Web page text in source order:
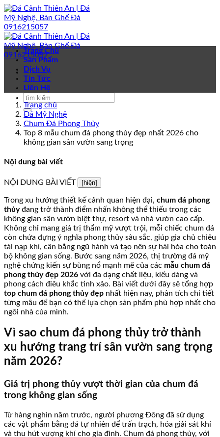
Bỏ
qua
nội
dung
Trang Chủ
Sản Phẩm
Dịch Vụ
Tin Tức
Liên Hệ
Trang chủ
Đá Mỹ Nghệ
Chum Đá Phong Thủy
Top 8 mẫu chum đá phong thủy đẹp nhất 2026 cho
không gian sân vườn sang trọng
Nội dung bài viết
NỘI DUNG BÀI VIẾT [hiện]
Trong xu hướng thiết kế cảnh quan hiện đại, chum đá phong
thủyđang trở thành điểm nhấn không thể thiếu trong các
không gian sân vườn biệt thự, resort và nhà vườn cao cấp.
Không chỉ mang giá trị thẩm mỹ vượt trội, mỗi chiếc chum đá
còn chứa đựng ý nghĩa phong thủy sâu sắc, giúp gia chủ chiêu
tài nạp khí, cân bằng ngũ hành và tạo nên sự hài hòa cho toàn
bộ không gian sống. Bước sang năm 2026, thị trường đá mỹ
nghệ chứng kiến sự bùng nổ mạnh mẽ của các mẫu chum đá
phong thủy đẹp 2026 với đa dạng chất liệu, kiểu dáng và
phong cách điêu khắc tinh xảo. Bài viết dưới đây sẽ tổng hợp
top chum đá phong thủy đẹp nhất hiện nay, phân tích chi tiết
từng mẫu để bạn có thể lựa chọn sản phẩm phù hợp nhất cho
ngôi nhà của mình.
Vì sao chum đá phong thủy trở thành
xu hướng trang trí sân vườn sang trọng
năm 2026?
Giá trị phong thủy vượt thời gian của chum đá
trong không gian sống
Từ hàng nghìn năm trước, người phương Đông đã sử dụng
các vật phẩm bằng đá tự nhiên để trấn trạch, hóa giải sát khí
và thu hút vượng khí cho gia đình. Chum đá phong thủy, với